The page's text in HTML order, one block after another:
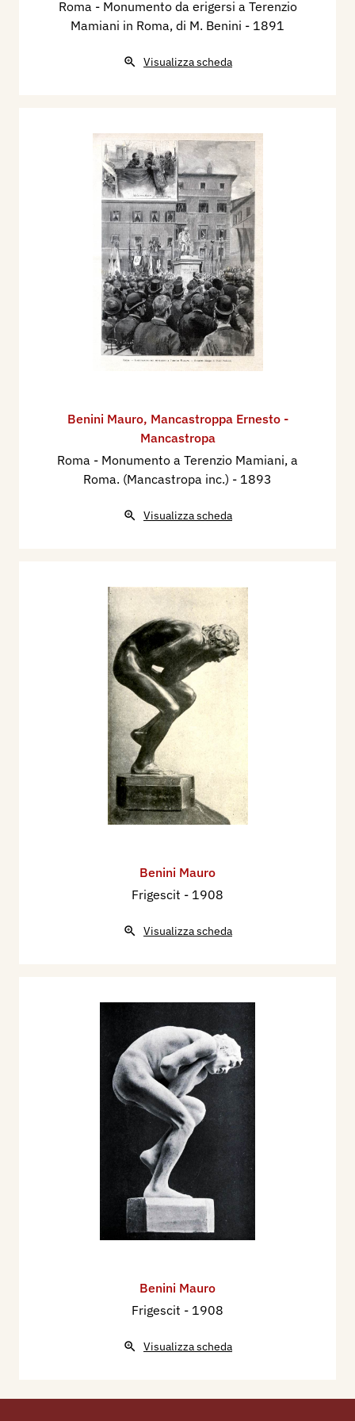
Strozzi, ill. 33, p.160, 166.
1994 - Vincenzo Vicario, Gli scultori italiani, Dal
primo, Lodi, Il Pomerio, pp. 116/117.
Venezia, Biennale, p. 315.
2003 - Alfonso Panzetta, Nuovo Dizionario degli
Scultori Italiani dell’ottocento e del primo
novecento, volume I, A-L, Adarte, p. 83.
Roma - Monumento da erigersi a Terenzio
Mamiani in Roma, di M. Benini - 1891
Visualizza scheda
Benini Mauro, Mancastroppa Ernesto -
Mancastropa
Roma - Monumento a Terenzio Mamiani, a
Roma. (Mancastropa inc.) - 1893
Visualizza scheda
Benini Mauro
Frigescit - 1908
Visualizza scheda
Benini Mauro
Frigescit - 1908
Visualizza scheda